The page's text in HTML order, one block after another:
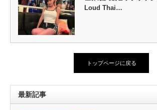
Loud Thai…
トップページに戻る
最新記事